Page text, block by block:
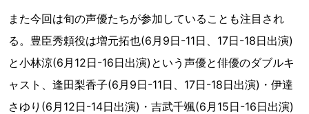
また今回は旬の声優たちが参加していることも注目され
る。豊臣秀頼役は増元拓也(6月9日-11日、17日-18日出演)
と小林涼(6月12日-16日出演)という声優と俳優のダブルキ
ャスト、逢田梨香子(6月9日-11日、17日-18日出演)・伊達
さゆり(6月12日-14日出演)・吉武千颯(6月15日-16日出演)